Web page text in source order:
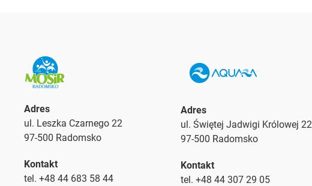
Adres
ul. Leszka Czarnego 22
97-500 Radomsko
Kontakt
tel. +48 44 683 58 44
Adres
ul. Świętej Jadwigi Królowej 22
97-500 Radomsko
Kontakt
tel. +48 44 307 29 05